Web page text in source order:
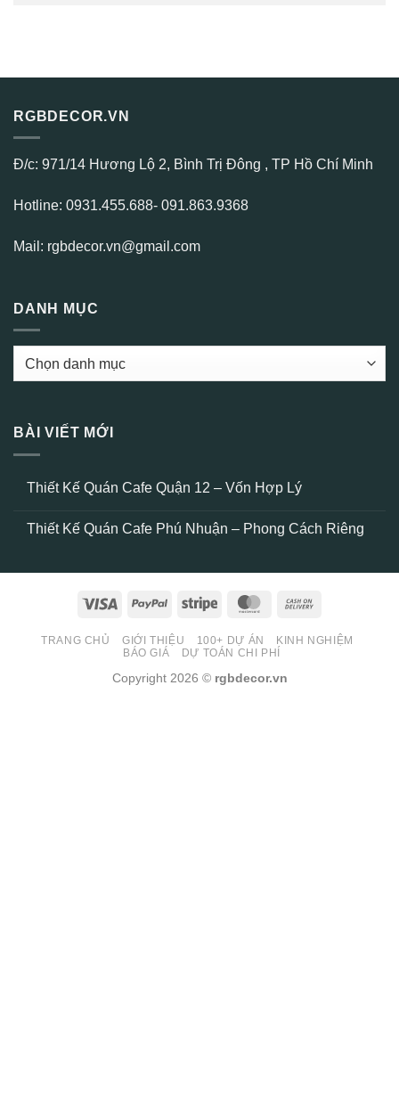
RGBDECOR.VN
Đ/c: 971/14 Hương Lộ 2, Bình Trị Đông , TP Hồ Chí Minh
Hotline: 0931.455.688- 091.863.9368
Mail: rgbdecor.vn@gmail.com
DANH MỤC
DANH
BÀI VIẾT MỚI
Thiết Kế Quán Cafe Quận 12 – Vốn Hợp Lý
bình
Kế
Thiết Kế Quán Cafe Phú Nhuận – Phong Cách Riêng
Cafe
Visa PayPal Stripe MasterCard
Delivery
TRANG CHỦ GIỚI THIỆU 100+ DỰ ÁN
KINH NGHIỆM
BÁO GIÁ
DỰ TOÁN CHI PHÍ
Copyright 2026 © rgbdecor.vn